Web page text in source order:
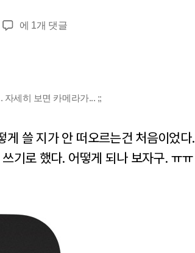
3/28
에
고
민.
에 1개 댓글
세히 보면 카메라가... ;;
게 쓸 지가 안 떠오르는건 처음이었다.
기로 했다. 어떻게 되나 보자구. ㅠㅠ